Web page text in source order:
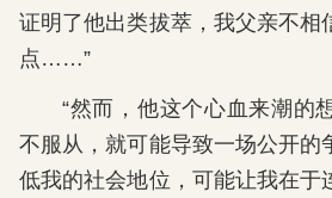
证明了他出类拔萃，我父亲不相
点……”
“然而，他这个心血来潮的
不服从，就可能导致一场公开的
低我的社会地位，可能让我在于